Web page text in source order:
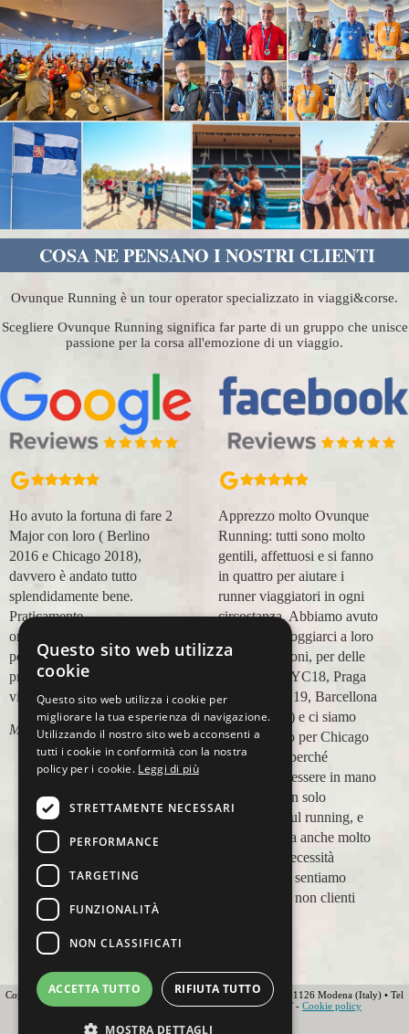
COSA NE PENSANO I NOSTRI CLIENTI
Ovunque Running è un tour operator specializzato in viaggi&corse.
Scegliere Ovunque Running significa far parte di un gruppo che unisce
passione per la corsa all'emozione di un viaggio.
Ho avuto la fortuna di fare 2
Major con loro ( Berlino
2016 e Chicago 2018),
davvero è andato tutto
splendidamente bene.
Praticamente
organizzazione
perfetta,dalla
prenotazione,mesi prima,al
viaggio.
Marco Ceseri
Apprezzo molto Ovunque
Running: tutti sono molto
gentili, affettuosi e si fanno
in quattro per aiutare i
runner viaggiatori in ogni
circostanza. Abbiamo avuto
modo di appoggiarci a loro
in più occasioni, per delle
maratone (NYC18, Praga
19, Valencia 19, Barcellona
21, NYC 22) e ci siamo
affidati a loro per Chicago
23 (ottobre) perché
sappiamo di essere in mano
a persone non solo
competenti sul running, e
sulle città, ma anche molto
attente alle necessità
personali. Ci sentiamo
ospiti, amici, non clienti
Copyright 2012 Ovunque Running s.r.l • Strada delle Fornaci 20 • 41126 Modena (Italy) • Tel
+39 059 219566 • T.O.U.R.S MEMBER • IATA • FIAVET - Cookie policy
Questo sito web utilizza
cookie
Questo sito web utilizza i cookie per
migliorare la tua esperienza di navigazione.
Utilizzando il nostro sito web acconsenti a
tutti i cookie in conformità con la nostra
policy per i cookie. Leggi di più
STRETTAMENTE NECESSARI
PERFORMANCE
TARGETING
FUNZIONALITÀ
NON CLASSIFICATI
ACCETTA TUTTO RIFIUTA TUTTO
MOSTRA DETTAGLI